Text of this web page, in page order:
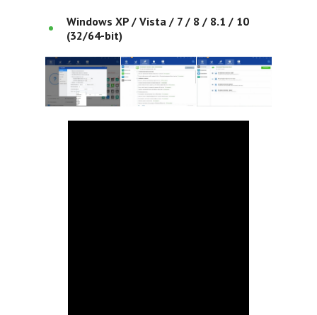
Windows XP / Vista / 7 / 8 / 8.1 / 10
(32/64-bit)